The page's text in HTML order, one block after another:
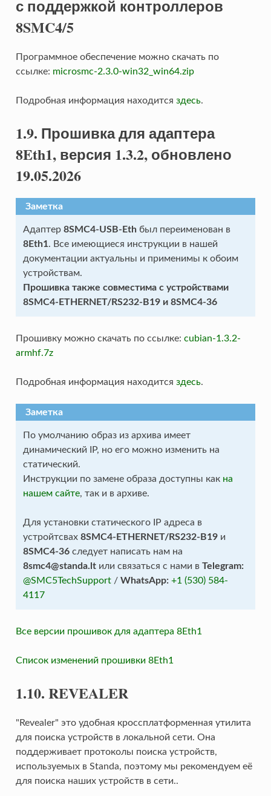
с поддержкой контроллеров
8SMC4/5
Программное обеспечение можно скачать по
ссылке: microsmc-2.3.0-win32_win64.zip
Подробная информация находится здесь.
1.9. Прошивка для адаптера
8Eth1, версия 1.3.2, обновлено
19.05.2026
Заметка
Адаптер 8SMC4-USB-Ethбыл переименован в
8Eth1. Все имеющиеся инструкции в нашей
документации актуальны и применимы к обоим
устройствам.
Прошивка также совместима с устройствами
8SMC4-ETHERNET/RS232-B19 и 8SMC4-36
Прошивку можно скачать по ссылке: cubian-1.3.2-
armhf.7z
Подробная информация находится здесь.
Заметка
По умолчанию образ из архива имеет
динамический IP, но его можно изменить на
статический.
Инструкции по замене образа доступны как на
нашем сайте, так и в архиве.
Для установки статического IP адреса в
устройтсвах 8SMC4-ETHERNET/RS232-B19и
8SMC4-36следует написать нам на
8smc4@standa.ltили связаться с нами в Telegram:
@SMC5TechSupport/ WhatsApp: +1 (530) 584-
4117
Все версии прошивок для адаптера 8Eth1
Список изменений прошивки 8Eth1
1.10. REVEALER
"Revealer" это удобная кроссплатформенная утилита
для поиска устройств в локальной сети. Она
поддерживает протоколы поиска устройств,
используемых в Standa, поэтому мы рекомендуем её
для поиска наших устройств в сети..